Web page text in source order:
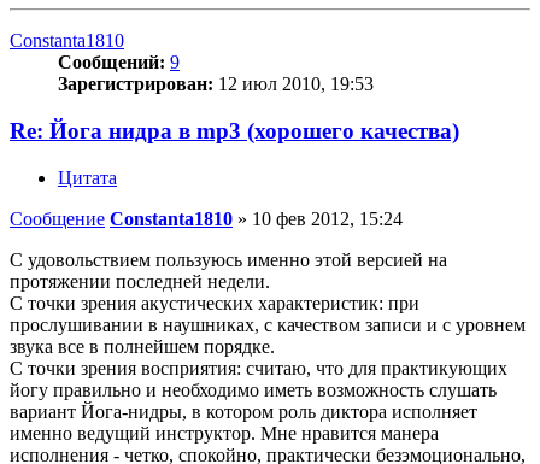
Constanta1810
Сообщений: 9
Зарегистрирован: 12 июл 2010, 19:53
Re: Йога нидра в mp3 (хорошего качества)
Цитата
Сообщение Constanta1810 » 10 фев 2012, 15:24
С удовольствием пользуюсь именно этой версией на
протяжении последней недели.
С точки зрения акустических характеристик: при
прослушивании в наушниках, с качеством записи и с уровнем
звука все в полнейшем порядке.
С точки зрения восприятия: считаю, что для практикующих
йогу правильно и необходимо иметь возможность слушать
вариант Йога-нидры, в котором роль диктора исполняет
именно ведущий инструктор. Мне нравится манера
исполнения - четко, спокойно, практически безэмоционально,